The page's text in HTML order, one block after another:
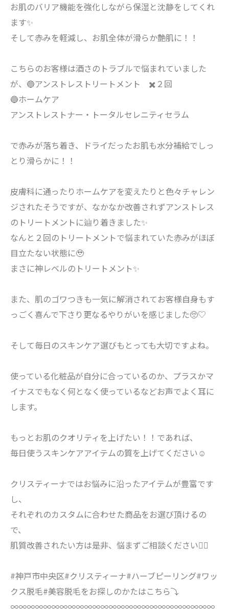
お肌のバリア機能を強化しながら保湿と沈静をしてくれ
ます✨
そして赤みを軽減し、お肌全体が滑らか艶肌に！！
こちらのお客様は酒さのトラブルで悩まれていました
が、🔵アンストレストリートメント ✖️２回
🔵ホームケア
アンストレストナー・トータルセレニティセラム
で赤みが落ち着き、ドライだったお肌も水分補給でしっ
とり滑らかに！！
皮膚科に通ったりホームケアを変えたりと色々チャレン
ジされたそうですが、なかなか改善されずアンストレス
のトリートメントに辿り着きました✨
なんと２回のトリートメントで悩まれていた赤みがほぼ
目立たない状態に🥹
まさに神レベルのトリートメント✨
また、肌のゴワつきも一気に解消されてお客様自身もす
っごく喜んで下さり更なるやりがいを感じました🥺♡
そして毎日のスキンケア選びもとっても大切ですよね。
使っている化粧品が自分に合っているのか、プラスかマ
イナスでもなく何となく使っているなどお声でよく耳に
します。
もっとお肌のクオリティを上げたい！！であれば、
毎日使うスキンケアアイテムの質を上げてください☺️
クリスティーナではお悩みに沿ったアイテムが豊富です
し、
それぞれのカスタムに合わせた商品をお選び頂けるの
で、
肌質改善されたい方は是非、悩まずご相談ください🙇‍♀️
#神戸市中央区#クリスティーナ#ハーブピーリング#ワッ
クス脱毛#美容脱毛をお探しのかたはこちら⤵︎
∞∞∞∞∞∞∞∞∞∞∞∞∞∞∞∞∞∞∞∞∞∞∞∞∞